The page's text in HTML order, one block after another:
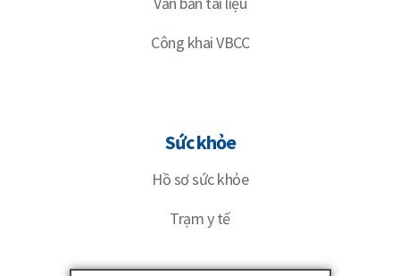
Công khai VBCC
Sức khỏe
Hồ sơ sức khỏe
Trạm y tế